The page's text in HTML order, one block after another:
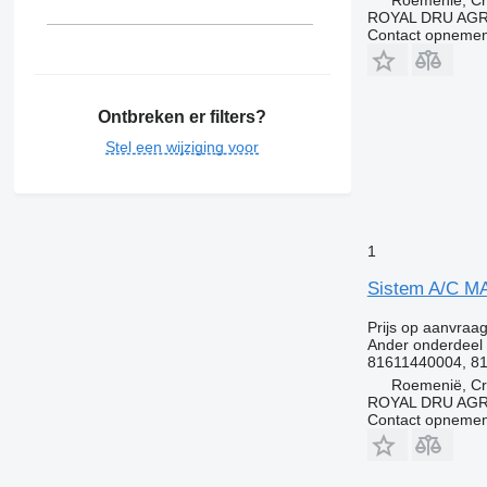
Ontbreken er filters?
Stel een wijziging voor
ROYAL DRU
Contact
1
Sistem A/C
Prijs op aanvraag
Ander
81611440004,
Roemenië,
ROYAL DRU
Contact